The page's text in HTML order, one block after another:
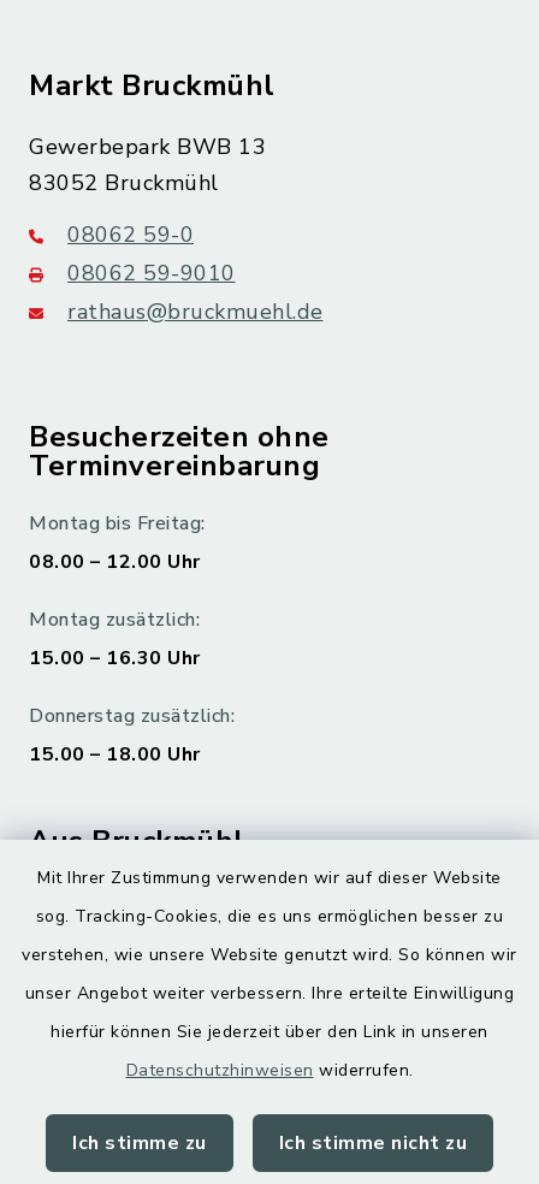
Mit Ihrer Zustimmung verwenden wir auf dieser Website
sog. Tracking-Cookies, die es uns ermöglichen besser zu
verstehen, wie unsere Website genutzt wird. So können wir
unser Angebot weiter verbessern. Ihre erteilte Einwilligung
hierfür können Sie jederzeit über den Link in unseren
Datenschutzhinweisen widerrufen.
Ich stimme zu Ich stimme nicht zu
Markt Bruckmühl
Gewerbepark BWB 13
83052 Bruckmühl
08062 59-0
08062 59-9010
rathaus@bruckmuehl.de
Besucherzeiten ohne
Terminvereinbarung
Montag bis Freitag:
08.00 – 12.00 Uhr
Montag zusätzlich:
15.00 – 16.30 Uhr
Donnerstag zusätzlich:
15.00 – 18.00 Uhr
Aus Bruckmühl
Digitaler Ortsplan
Kontakt